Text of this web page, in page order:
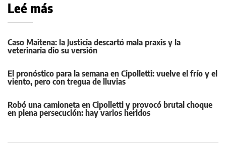
Leé más
Caso Maitena: la Justicia descartó mala praxis y la
veterinaria dio su versión
El pronóstico para la semana en Cipolletti: vuelve el frío y el
viento, pero con tregua de lluvias
Robó una camioneta en Cipolletti y provocó brutal choque
en plena persecución: hay varios heridos